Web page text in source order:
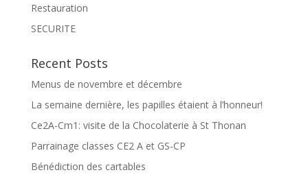
Restauration
SECURITE
Recent Posts
Menus de novembre et décembre
La semaine dernière, les papilles étaient à l’honneur!
Ce2A-Cm1: visite de la Chocolaterie à St Thonan
Parrainage classes CE2 A et GS-CP
Bénédiction des cartables